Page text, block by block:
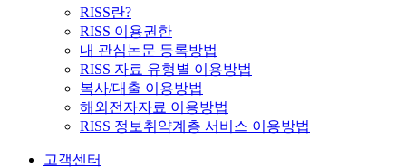
RISS란?
RISS 이용권한
내 관심논문 등록방법
RISS 자료 유형별 이용방법
복사/대출 이용방법
해외전자자료 이용방법
RISS 정보취약계층 서비스 이용방법
고객센터